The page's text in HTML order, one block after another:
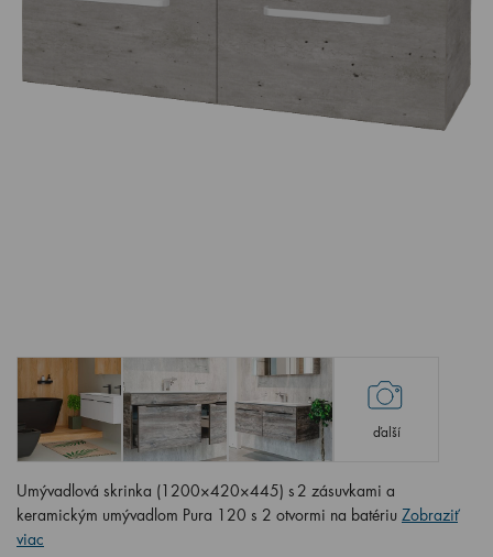
ďalší
Umývadlová skrinka (1200×420×445) s 2 zásuvkami a
keramickým umývadlom Pura 120 s 2 otvormi na batériu Zobraziť
viac